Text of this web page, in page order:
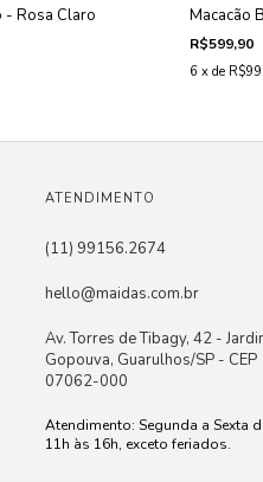
- Rosa Claro Macacão
R$599,90
6 x de
ATENDIMENTO
(11) 99156.2674
hello@maidas.com.br
Av. Torres de Tibagy, 42 -
Gopouva, Guarulhos/SP - CEP
07062-000